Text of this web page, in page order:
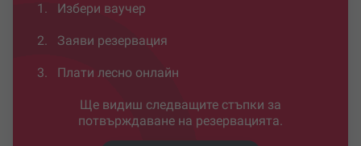
1. Избери ваучер
2. Заяви резервация
3. Плати лесно онлайн
Ще видиш следващите стъпки за
потвърждаване на резервацията.